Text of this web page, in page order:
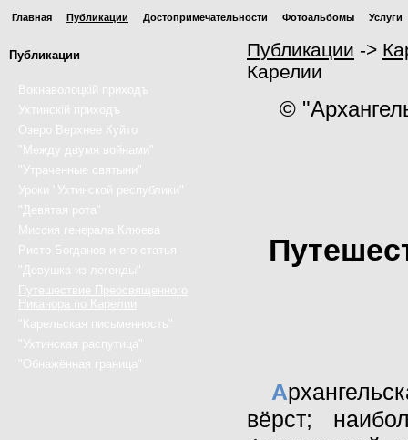
Главная Публикации Достопримечательности Фотоальбомы Услуги
Публикации
Вокнаволоцкiй приходъ
Ухтинскiй приходъ
Озеро Верхнее Куйто
"Между двумя войнами"
"Утраченные святыни"
Уроки "Ухтинской республики"
"Девятая рота"
Миссия генерала Клюева
Ристо Богданов и его статья
"Девушка из легенды"
Путешествие Преосвященного
Никанора по Карелии
"Карельская письменность"
"Ухтинская распутица"
"Обнажённая граница"
Публикации ->
Карелии
©
А
вёрст;